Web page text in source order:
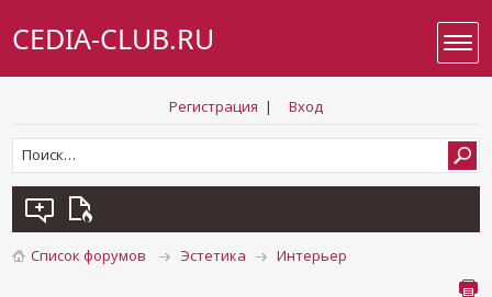
CEDIA-CLUB.RU
Регистрация | Вход
Список форумов Эстетика Интерьер